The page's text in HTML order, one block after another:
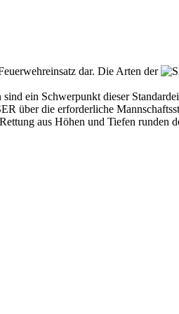
dar. Die Arten der
ein Schwerpunkt dieser
über die erforderliche
aus Höhen und Tiefen runden